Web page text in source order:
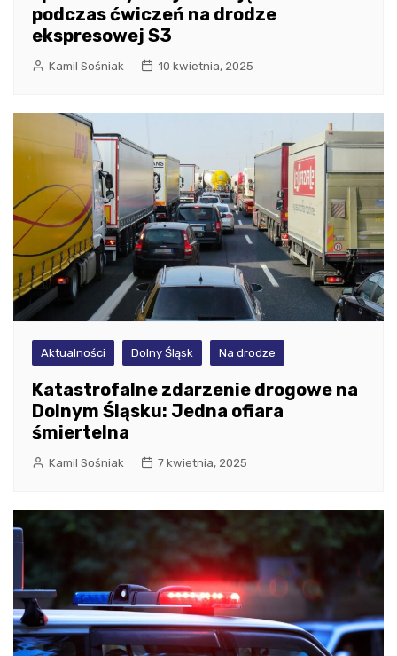
podczas ćwiczeń na drodze
ekspresowej S3
Kamil Sośniak 10 kwietnia, 2025
Aktualności Dolny Śląsk Na drodze
Katastrofalne zdarzenie drogowe na
Dolnym Śląsku: Jedna ofiara
śmiertelna
Kamil Sośniak 7 kwietnia, 2025